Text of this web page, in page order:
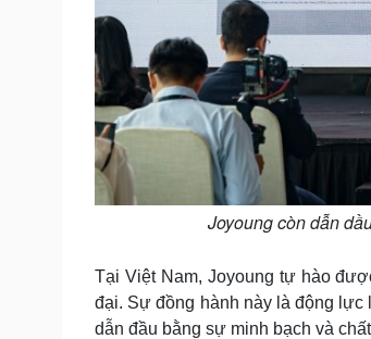
Joyoung còn dẫn
Tại Việt Nam, Joyoung tự hào
đại. Sự đồng hành này là động
dẫn đầu bằng sự minh bạch và